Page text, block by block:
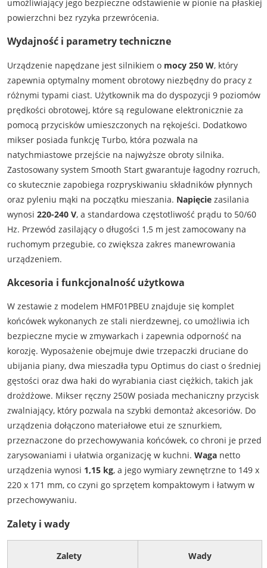
umożliwiający jego bezpieczne odstawienie w pionie na płaskiej
powierzchni bez ryzyka przewrócenia.
Wydajność i parametry techniczne
Urządzenie napędzane jest silnikiem o mocy 250 W, który
zapewnia optymalny moment obrotowy niezbędny do pracy z
różnymi typami ciast. Użytkownik ma do dyspozycji 9 poziomów
prędkości obrotowej, które są regulowane elektronicznie za
pomocą przycisków umieszczonych na rękojeści. Dodatkowo
mikser posiada funkcję Turbo, która pozwala na
natychmiastowe przejście na najwyższe obroty silnika.
Zastosowany system Smooth Start gwarantuje łagodny rozruch,
co skutecznie zapobiega rozpryskiwaniu składników płynnych
oraz pyleniu mąki na początku mieszania. Napięciezasilania
wynosi 220-240 V, a standardowa częstotliwość prądu to 50/60
Hz. Przewód zasilający o długości 1,5 m jest zamocowany na
ruchomym przegubie, co zwiększa zakres manewrowania
urządzeniem.
Akcesoria i funkcjonalność użytkowa
W zestawie z modelem HMF01PBEU znajduje się komplet
końcówek wykonanych ze stali nierdzewnej, co umożliwia ich
bezpieczne mycie w zmywarkach i zapewnia odporność na
korozję. Wyposażenie obejmuje dwie trzepaczki druciane do
ubijania piany, dwa mieszadła typu Optimus do ciast o średniej
gęstości oraz dwa haki do wyrabiania ciast ciężkich, takich jak
drożdżowe. Mikser ręczny 250W posiada mechaniczny przycisk
zwalniający, który pozwala na szybki demontaż akcesoriów. Do
urządzenia dołączono materiałowe etui ze sznurkiem,
przeznaczone do przechowywania końcówek, co chroni je przed
zarysowaniami i ułatwia organizację w kuchni. Waganetto
urządzenia wynosi 1,15 kg, a jego wymiary zewnętrzne to 149 x
220 x 171 mm, co czyni go sprzętem kompaktowym i łatwym w
przechowywaniu.
Zalety i wady
Zalety Wady